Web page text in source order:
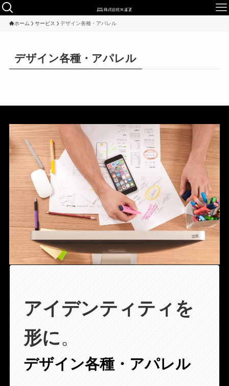
ホーム サービス デザイン各種・アパレル
デザイン各種・アパレル
アイデンティティを
形に。
デザイン各種・アパレル